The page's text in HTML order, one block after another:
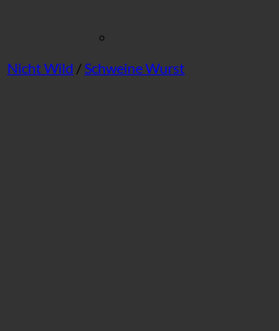
Nicht Wild /Schweine Wurst